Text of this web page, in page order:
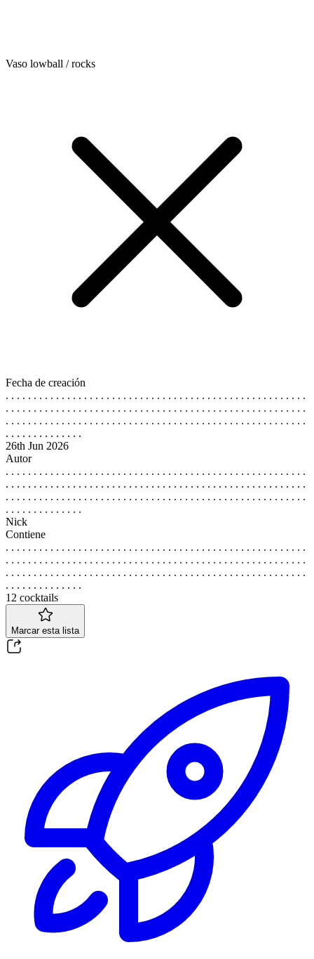
Vaso lowball / rocks
Fecha de creación
. . . . . . . . . . . . . . . . . . . . . . . . . . . . . . . . . . . . . . . . . . . . . . . . . . . . . .
. . . . . . . . . . . . . . . . . . . . . . . . . . . . . . . . . . . . . . . . . . . . . . . . . . . . . .
. . . . . . . . . . . . . . . . . . . . . . . . . . . . . . . . . . . . . . . . . . . . . . . . . . . . . .
. . . . . . . . . . . . . .
26th Jun 2026
Autor
. . . . . . . . . . . . . . . . . . . . . . . . . . . . . . . . . . . . . . . . . . . . . . . . . . . . . .
. . . . . . . . . . . . . . . . . . . . . . . . . . . . . . . . . . . . . . . . . . . . . . . . . . . . . .
. . . . . . . . . . . . . . . . . . . . . . . . . . . . . . . . . . . . . . . . . . . . . . . . . . . . . .
. . . . . . . . . . . . . .
Nick
Contiene
. . . . . . . . . . . . . . . . . . . . . . . . . . . . . . . . . . . . . . . . . . . . . . . . . . . . . .
. . . . . . . . . . . . . . . . . . . . . . . . . . . . . . . . . . . . . . . . . . . . . . . . . . . . . .
. . . . . . . . . . . . . . . . . . . . . . . . . . . . . . . . . . . . . . . . . . . . . . . . . . . . . .
. . . . . . . . . . . . . .
12 cocktails
Marcar esta lista